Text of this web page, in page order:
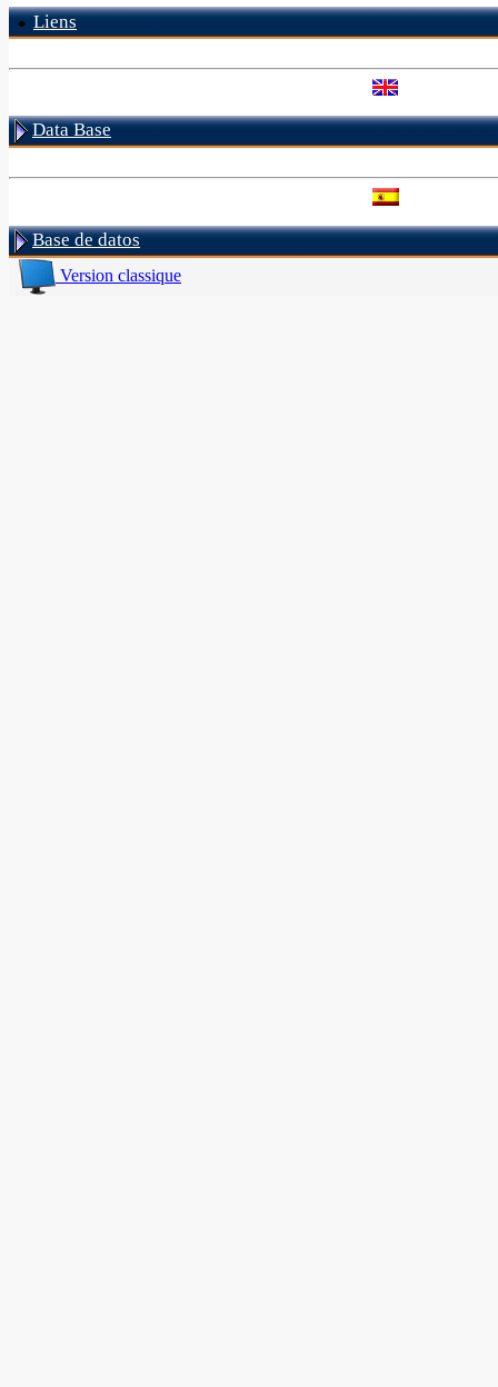
Liens
Data Base
Base de datos
Version classique